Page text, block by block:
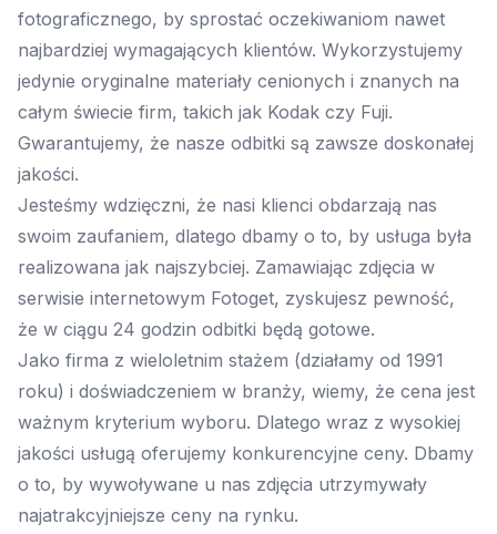
fotograficznego, by sprostać oczekiwaniom nawet
najbardziej wymagających klientów. Wykorzystujemy
jedynie oryginalne materiały cenionych i znanych na
całym świecie firm, takich jak Kodak czy Fuji.
Gwarantujemy, że nasze odbitki są zawsze doskonałej
jakości.
Jesteśmy wdzięczni, że nasi klienci obdarzają nas
swoim zaufaniem, dlatego dbamy o to, by usługa była
realizowana jak najszybciej. Zamawiając zdjęcia w
serwisie internetowym Fotoget, zyskujesz pewność,
że w ciągu 24 godzin odbitki będą gotowe.
Jako firma z wieloletnim stażem (działamy od 1991
roku) i doświadczeniem w branży, wiemy, że cena jest
ważnym kryterium wyboru. Dlatego wraz z wysokiej
jakości usługą oferujemy konkurencyjne ceny. Dbamy
o to, by wywoływane u nas zdjęcia utrzymywały
najatrakcyjniejsze ceny na rynku.